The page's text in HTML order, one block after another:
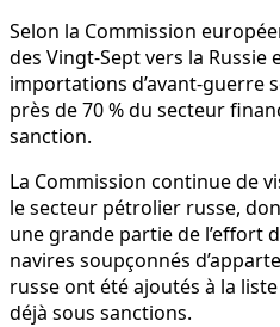
Selon la Commission
des Vingt-Sept vers la Russie
importations d’avant-guerre
près de 70 % du secteur
sanction.
La Commission continue de
le secteur pétrolier russe,
une grande partie de l’effort
navires soupçonnés
russe ont été ajoutés à la
déjà sous sanctions.